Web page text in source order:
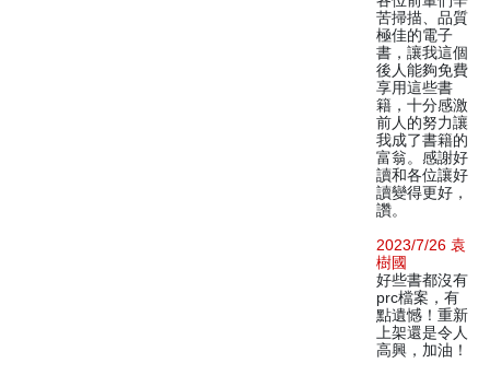
苦掃描、品質
極佳的電子
書，讓我這個
後人能夠免費
享用這些書
籍，十分感激
前人的努力讓
我成了書籍的
富翁。感謝好
讀和各位讓好
讀變得更好，
讚。
2023/7/26 袁
樹國
好些書都沒有
prc檔案，有
點遺憾！重新
上架還是令人
高興，加油！